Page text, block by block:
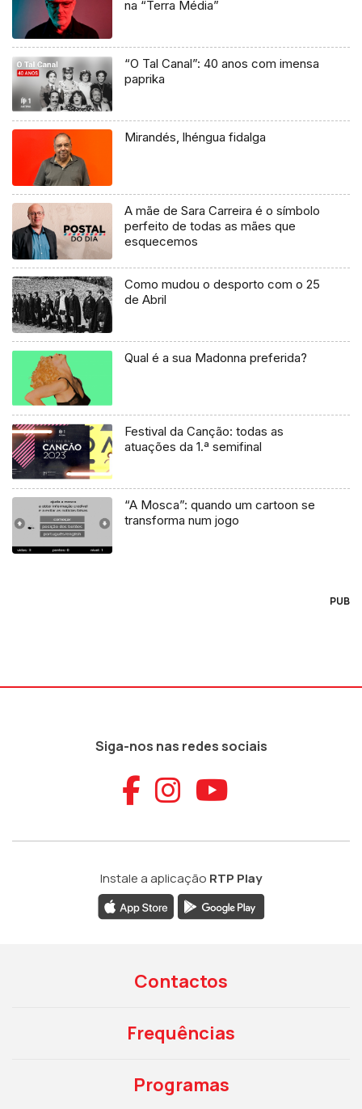
na “Terra Média”
“O Tal Canal”: 40 anos com imensa
paprika
Mirandés, lhéngua fidalga
A mãe de Sara Carreira é o símbolo
perfeito de todas as mães que
esquecemos
Como mudou o desporto com o 25
de Abril
Qual é a sua Madonna preferida?
Festival da Canção: todas as
atuações da 1.ª semifinal
“A Mosca”: quando um cartoon se
transforma num jogo
PUB
Siga-nos nas redes sociais
Aceder ao
Aceder ao
Aceder
Instale a aplicação RTP Play
Contactos
Frequências
Programas